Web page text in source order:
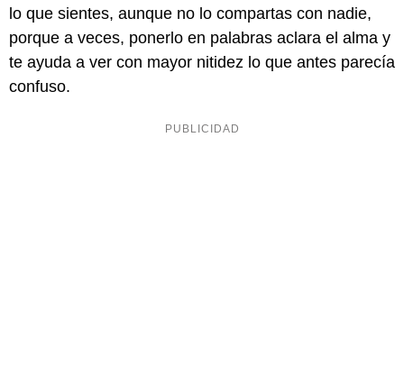
lo que sientes, aunque no lo compartas con nadie,
porque a veces, ponerlo en palabras aclara el alma y
te ayuda a ver con mayor nitidez lo que antes parecía
confuso.